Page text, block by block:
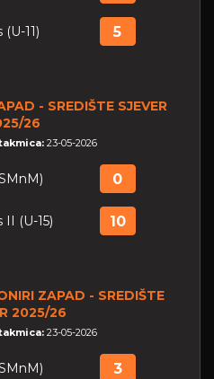
11) 5
- SREDIŠTE SJEVER
26
23-05-2026
0
II (U-15) 10
ZAPAD - SREDIŠTE
2025/26
23-05-2026
3